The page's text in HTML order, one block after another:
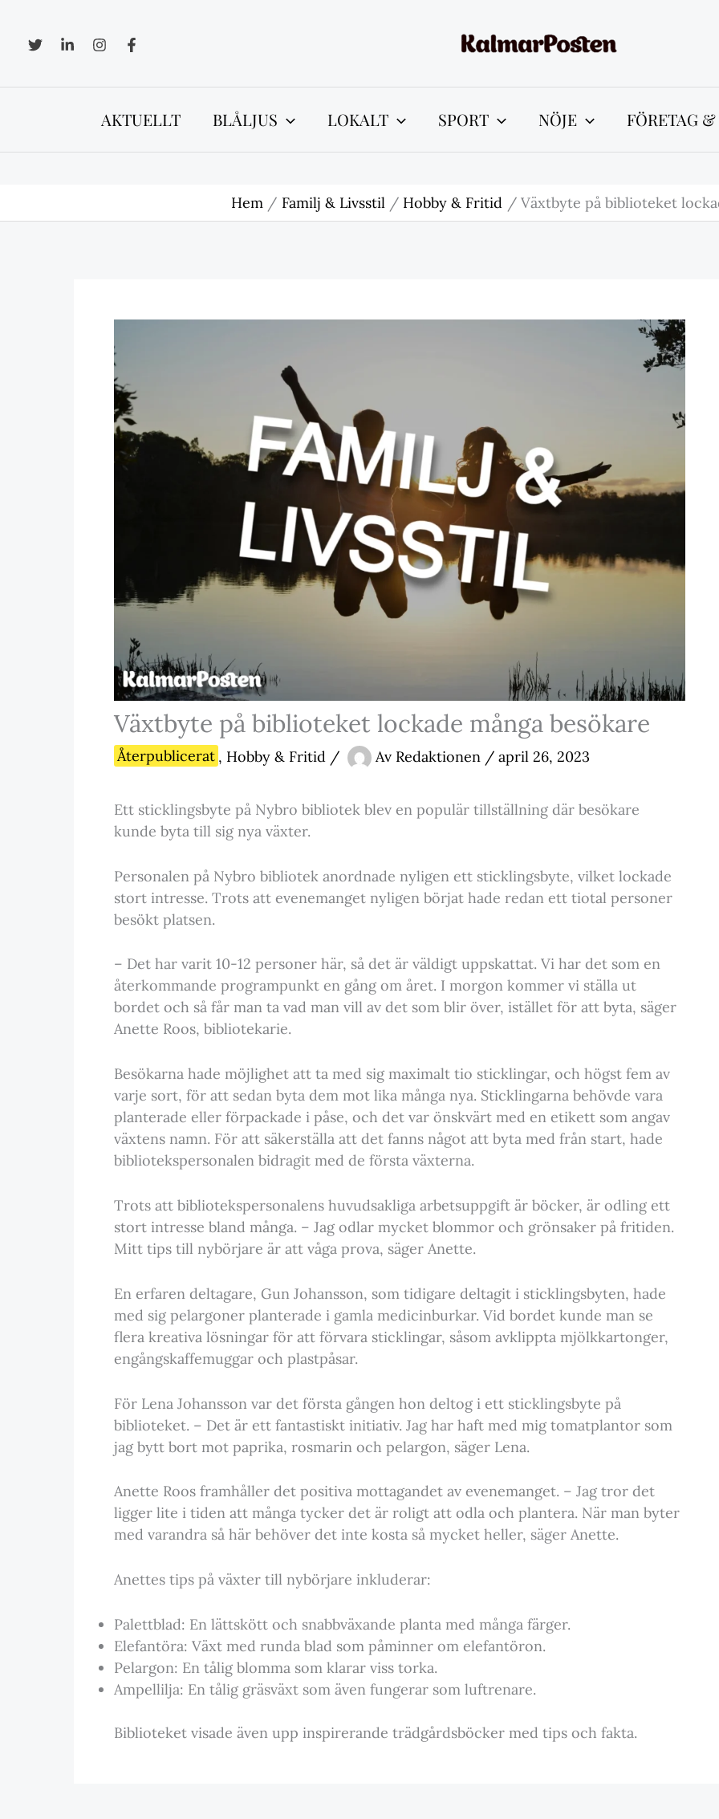
innehåll
AKTUELLT BLÅLJUS LOKALT SPORT NÖJE FÖRETAG
Hem Familj & Livsstil Hobby & Fritid Växtbyte på biblioteket
Växtbyte på biblioteket lockade många besökare
Återpublicerat , Hobby & Fritid / Av Redaktionen / april 26, 2023
Ett sticklingsbyte på Nybro bibliotek blev en populär tillställning där besökare
kunde byta till sig nya växter.
Personalen på Nybro bibliotek anordnade nyligen ett sticklingsbyte, vilket lockade
stort intresse. Trots att evenemanget nyligen börjat hade redan ett tiotal personer
besökt platsen.
– Det har varit 10-12 personer här, så det är väldigt uppskattat. Vi har det som en
återkommande programpunkt en gång om året. I morgon kommer vi ställa ut
bordet och så får man ta vad man vill av det som blir över, istället för att byta, säger
Anette Roos, bibliotekarie.
Besökarna hade möjlighet att ta med sig maximalt tio sticklingar, och högst fem av
varje sort, för att sedan byta dem mot lika många nya. Sticklingarna behövde vara
planterade eller förpackade i påse, och det var önskvärt med en etikett som angav
växtens namn. För att säkerställa att det fanns något att byta med från start, hade
bibliotekspersonalen bidragit med de första växterna.
Trots att bibliotekspersonalens huvudsakliga arbetsuppgift är böcker, är odling ett
stort intresse bland många. – Jag odlar mycket blommor och grönsaker på fritiden.
Mitt tips till nybörjare är att våga prova, säger Anette.
En erfaren deltagare, Gun Johansson, som tidigare deltagit i sticklingsbyten, hade
med sig pelargoner planterade i gamla medicinburkar. Vid bordet kunde man se
flera kreativa lösningar för att förvara sticklingar, såsom avklippta mjölkkartonger,
engångskaffemuggar och plastpåsar.
För Lena Johansson var det första gången hon deltog i ett sticklingsbyte på
biblioteket. – Det är ett fantastiskt initiativ. Jag har haft med mig tomatplantor som
jag bytt bort mot paprika, rosmarin och pelargon, säger Lena.
Anette Roos framhåller det positiva mottagandet av evenemanget. – Jag tror det
ligger lite i tiden att många tycker det är roligt att odla och plantera. När man byter
med varandra så här behöver det inte kosta så mycket heller, säger Anette.
Anettes tips på växter till nybörjare inkluderar:
Palettblad: En lättskött och snabbväxande planta med många färger.
Elefantöra: Växt med runda blad som påminner om elefantöron.
Pelargon: En tålig blomma som klarar viss torka.
Ampellilja: En tålig gräsväxt som även fungerar som luftrenare.
Biblioteket visade även upp inspirerande trädgårdsböcker med tips och fakta.